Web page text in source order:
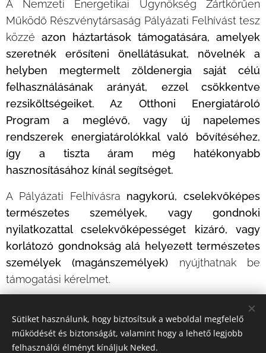
A Nemzeti Energetikai Ügynökség Zártkörűen
Működő Részvénytársaság Pályázati Felhívást tesz
közzé azon háztartások támogatására, amelyek
szeretnék erősíteni önellátásukat, növelnék a
helyben megtermelt zöldenergia saját célú
felhasználásának arányát, ezzel csökkentve
rezsiköltségeiket. Az Otthoni Energiatároló
Program a meglévő, vagy új napelemes
rendszerek energiatárolókkal való bővítéséhez,
így a tiszta áram még hatékonyabb
hasznosításához kínál segítséget.
A Pályázati Felhívásra nagykorú, cselekvőképes
természetes személyek, vagy gondnoki
nyilatkozattal cselekvőképességet kizáró, vagy
korlátozó gondnokság alá helyezett természetes
személyek (magánszemélyek) nyújthatnak be
támogatási kérelmet.
Share
Sütiket használunk, hogy biztosítsuk a weboldal megfelelő
működését és biztonságát, valamint hogy a lehető legjobb
felhasználói élményt kínáljuk Neked.